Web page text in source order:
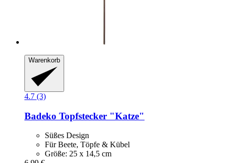
Warenkorb
4.7 (3)
Badeko Topfstecker "Katze"
Süßes Design
Für Beete, Töpfe & Kübel
Größe: 25 x 14,5 cm